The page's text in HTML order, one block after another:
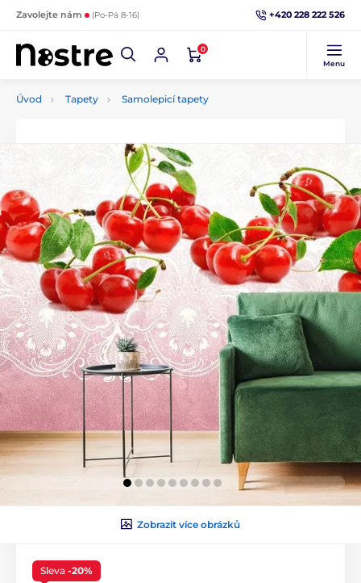
Zavolejte nám (Po-Pá 8-16) +420 228 222 526
0
Menu
Úvod Tapety Samolepicí tapety
Zobrazit více obrázků
Sleva -20%